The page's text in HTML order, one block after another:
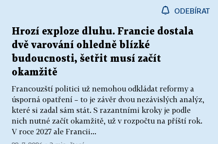
ODEBÍRAT
Hrozí exploze dluhu. Francie dostala
dvě varování ohledně blízké
budoucnosti, šetřit musí začít
okamžitě
Francouzští politici už nemohou odkládat reformy a
úsporná opatření – to je závěr dvou nezávislých analýz,
které si zadal sám stát. S razantními kroky je podle
nich nutné začít okamžitě, už v rozpočtu na příští rok.
V roce 2027 ale Francii...